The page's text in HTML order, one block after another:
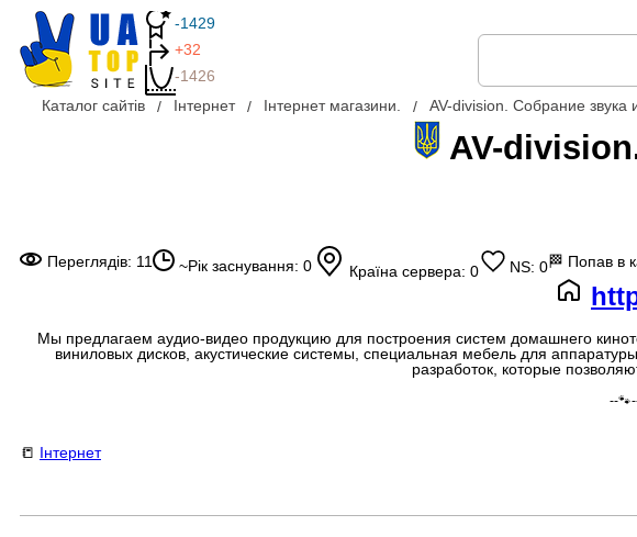
-1429
+32
-1426
Каталог сайтів Інтернет Інтернет магазини. AV-division. Собрание звука
AV-
Переглядів: 11 ~Рік заснування: 0 Країна сервера: 0 NS: 0🏁 Попав в
Мы предлагаем аудио-видео продукцию для построения систем домашнего
виниловых дисков, акустические системы, специальная мебель для
разработок, которые
--
📒 Інтернет